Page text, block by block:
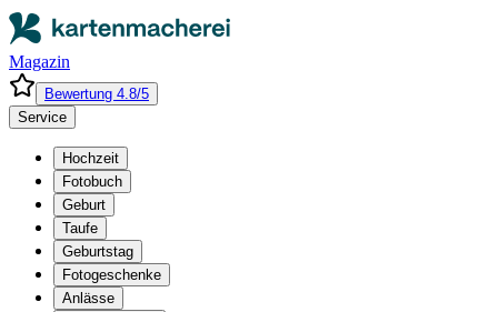
Magazin
Bewertung 4.8/5
Service
Hochzeit
Fotobuch
Geburt
Taufe
Geburtstag
Fotogeschenke
Anlässe